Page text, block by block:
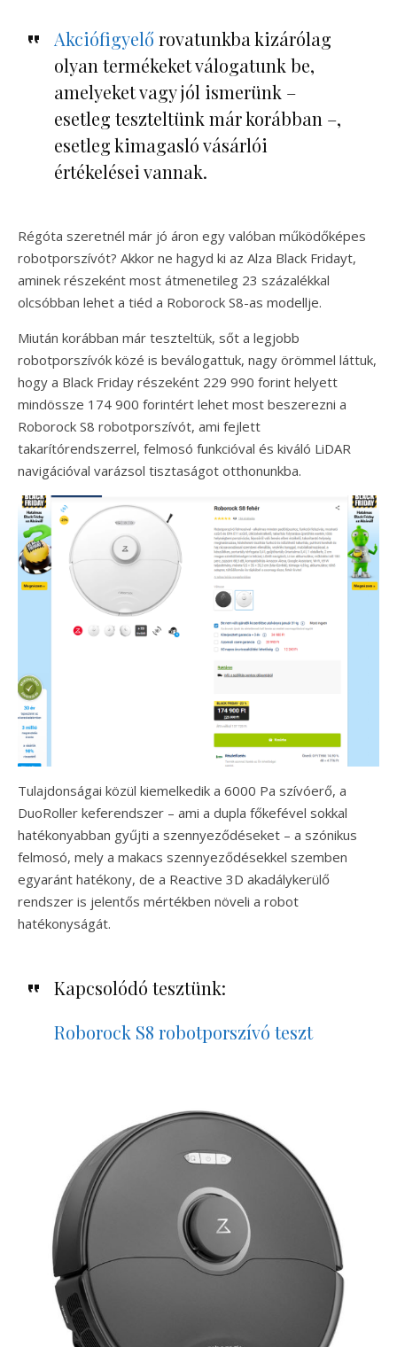
Akciófigyelő rovatunkba kizárólag
olyan termékeket válogatunk be,
amelyeket vagy jól ismerünk –
esetleg teszteltünk már korábban –,
esetleg kimagasló vásárlói
értékelései vannak.
Régóta szeretnél már jó áron egy valóban működőképes
robotporszívót? Akkor ne hagyd ki az Alza Black Fridayt,
aminek részeként most átmenetileg 23 százalékkal
olcsóbban lehet a tiéd a Roborock S8-as modellje.
Miután korábban már teszteltük, sőt a legjobb
robotporszívók közé is beválogattuk, nagy örömmel láttuk,
hogy a Black Friday részeként 229 990 forint helyett
mindössze 174 900 forintért lehet most beszerezni a
Roborock S8 robotporszívót, ami fejlett
takarítórendszerrel, felmosó funkcióval és kiváló LiDAR
navigációval varázsol tisztaságot otthonunkba.
Tulajdonságai közül kiemelkedik a 6000 Pa szívóerő, a
DuoRoller keferendszer – ami a dupla főkefével sokkal
hatékonyabban gyűjti a szennyeződéseket – a szónikus
felmosó, mely a makacs szennyeződésekkel szemben
egyaránt hatékony, de a Reactive 3D akadálykerülő
rendszer is jelentős mértékben növeli a robot
hatékonyságát.
Kapcsolódó tesztünk:
Roborock S8 robotporszívó teszt